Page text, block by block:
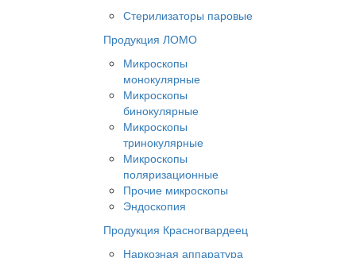
Стерилизаторы паровые
Продукция ЛОМО
Микроскопы
монокулярные
Микроскопы
бинокулярные
Микроскопы
тринокулярные
Микроскопы
поляризационные
Прочие микроскопы
Эндоскопия
Продукция Красногвардеец
Наркозная аппаратура